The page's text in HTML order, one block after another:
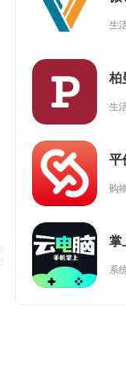
生
柏
生
平
购
掌
系